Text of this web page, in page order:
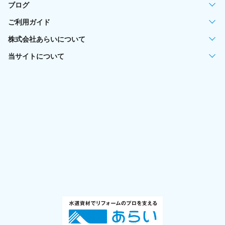
ブログ
ご利用ガイド
株式会社あらいについて
当サイトについて